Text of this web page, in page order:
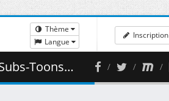
Thème
Langue
Inscription
( 441.85 MB )